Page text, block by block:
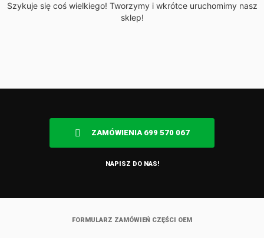
Szykuje się coś wielkiego! Tworzymy i wkrótce uruchomimy nasz
sklep!
ZAMÓWIENIA 699 570 067
NAPISZ DO NAS!
FORMULARZ ZAMÓWIEŃ CZĘŚCI OEM